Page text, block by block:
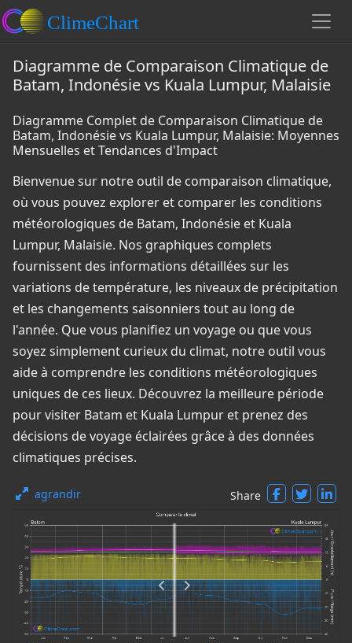
Diagramme de Comparaison Climatique de
Batam, Indonésie vs Kuala Lumpur, Malaisie
Diagramme Complet de Comparaison Climatique de
Batam, Indonésie vs Kuala Lumpur, Malaisie: Moyennes
Mensuelles et Tendances d'Impact
Bienvenue sur notre outil de comparaison climatique,
où vous pouvez explorer et comparer les conditions
météorologiques de Batam, Indonésie et Kuala
Lumpur, Malaisie. Nos graphiques complets
fournissent des informations détaillées sur les
variations de température, les niveaux de précipitation
et les changements saisonniers tout au long de
l'année. Que vous planifiez un voyage ou que vous
soyez simplement curieux du climat, notre outil vous
aide à comprendre les conditions météorologiques
uniques de ces lieux. Découvrez la meilleure période
pour visiter Batam et Kuala Lumpur et prenez des
décisions de voyage éclairées grâce à des données
climatiques précises.
agrandir Share